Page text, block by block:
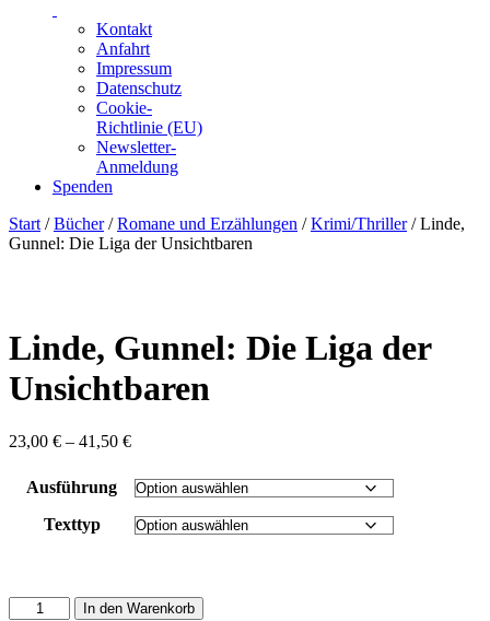
Kontakt
Anfahrt
Impressum
Datenschutz
Cookie-
Richtlinie (EU)
Newsletter-
Anmeldung
Spenden
Skip
to
Start /Bücher/Romane und Erzählungen /Krimi/Thriller/ Linde,
Gunnel: Die Liga der Unsichtbaren
Linde, Gunnel: Die Liga der
Unsichtbaren
23,00 € – 41,50 €Preisspanne:
bis
41,50 €
Ausführung
Texttyp
Linde,
In den Warenkorb